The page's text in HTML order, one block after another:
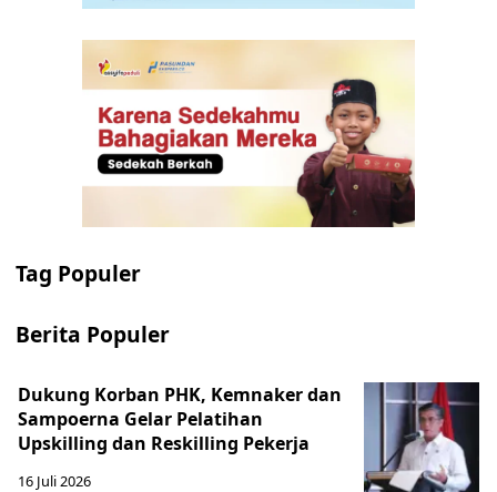
Tag Populer
Berita Populer
Dukung Korban PHK, Kemnaker dan
Sampoerna Gelar Pelatihan
Upskilling dan Reskilling Pekerja
16 Juli 2026